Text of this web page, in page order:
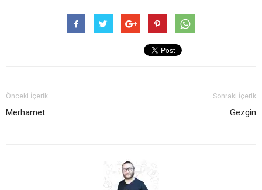
Önceki İçerik
Merhamet
Sonraki İçerik
Gezgin